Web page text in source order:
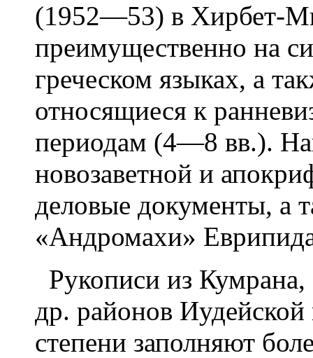
(1952—53) в Хирбет-
преимущественно на
греческом языках, а
относящиеся к
периодам (4—8 вв.).
новозаветной и
деловые документы, а
«Андромахи»
Рукописи из
др. районов
степени заполняют